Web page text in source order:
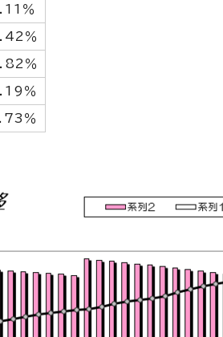
％
％
％
％
％